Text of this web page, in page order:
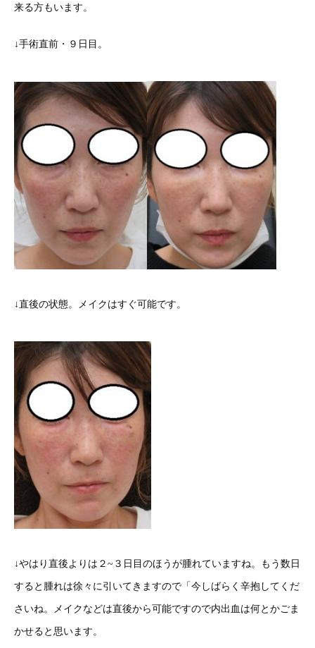
来る方もいます。
↓手術直前・９日目。
↓直後の状態。メイクはすぐ可能です。
↓やはり直後よりは２~３日目のほうが腫れていますね。もう数日
すると腫れは徐々に引いてきますので「今しばらく辛抱してくだ
さいね。メイクなどは直後から可能ですので内出血は何とかごま
かせると思います。